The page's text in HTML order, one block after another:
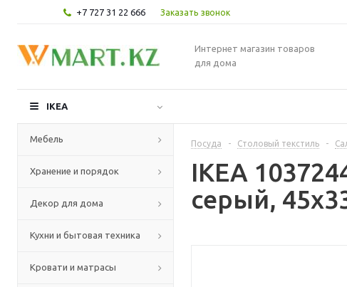
+7 727 31 22 666 Заказать звонок
Интернет магазин товаров
для дома
IKEA
Мебель
Хранение и порядок
Декор для дома
Кухни и бытовая техника
Кровати и матрасы
Посуда - Столовый текстиль -
IKEA
серый,